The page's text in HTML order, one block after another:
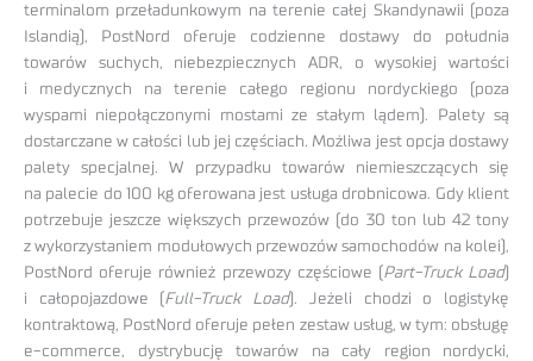
terminalom przeładunkowym na terenie całej Skandynawii (poza
Islandią), PostNord oferuje codzienne dostawy do południa
towarów suchych, niebezpiecznych ADR, o wysokiej wartości
i medycznych na terenie całego regionu nordyckiego (poza
wyspami niepołączonymi mostami ze stałym lądem). Palety są
dostarczane w całości lub jej częściach. Możliwa jest opcja dostawy
palety specjalnej. W przypadku towarów niemieszczących się
na palecie do 100 kg oferowana jest usługa drobnicowa. Gdy klient
potrzebuje jeszcze większych przewozów (do 30 ton lub 42 tony
z wykorzystaniem modułowych przewozów samochodów na kolei),
PostNord oferuje również przewozy częściowe (Part-Truck Load)
i całopojazdowe (Full-Truck Load). Jeżeli chodzi o logistykę
kontraktową, PostNord oferuje pełen zestaw usług, w tym: obsługę
e-commerce, dystrybucję towarów na cały region nordycki,